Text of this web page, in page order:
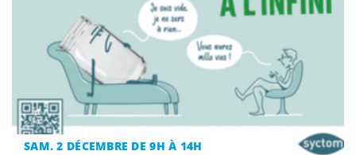
SAM. 2 DÉCEMBRE DE 9H À 14H